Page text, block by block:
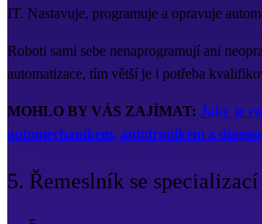
IT. Nastavuje, programuje a opravuje
Roboti sami sebe nenaprogramují ani
automatizace, tím větší je i potřeba
MOHLO BY VÁS ZAJÍMAT: Jaký je
automechanikem, autotronikem a
5. Řemeslník se specializací